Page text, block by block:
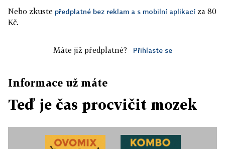
Nebo zkuste předplatné bez reklam a s mobilní aplikací za 80
Kč.
Máte již předplatné? Přihlaste se
Informace už máte
Teď je čas procvičit mozek